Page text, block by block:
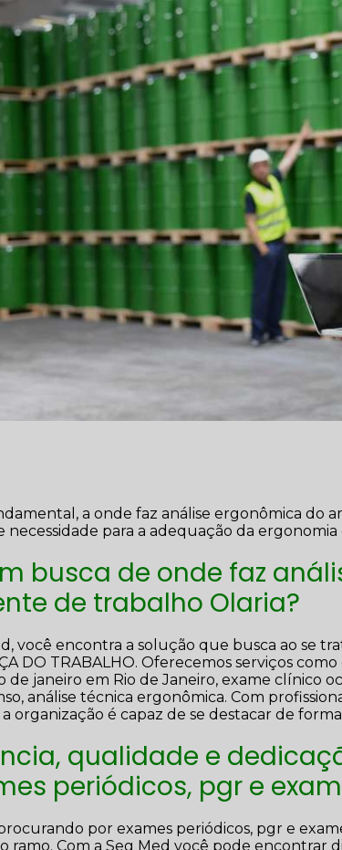
a onde faz análise ergonômica do
necessidade para a adequação da
busca de onde faz
de trabalho Olaria?
você encontra a solução que busca ao se
DO TRABALHO. Oferecemos serviços
de janeiro em Rio de Janeiro, exame clínico
análise técnica ergonômica. Com
organização é capaz de se destacar de
qualidade e
periódicos, pgr e
por exames periódicos, pgr e
ramo. Com a Seg Med você pode encontrar